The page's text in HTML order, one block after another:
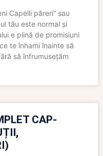
Capelli păreri” sau
tău este normal și
e plină de promisiuni
te înhami înainte să
să înfrumusețăm
CAP-